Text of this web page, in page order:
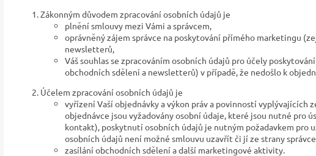
Zákonným důvodem zpracování osobních údajů je
plnění smlouvy mezi Vámi a správcem,
oprávněný zájem správce na poskytování přímého marketingu
newsletterů,
Váš souhlas se zpracováním osobních údajů pro účely
obchodních sdělení a newsletterů) v případě, že nedošlo k
Účelem zpracování osobních údajů je
vyřízení Vaší objednávky a výkon práv a povinností vyplývajících
objednávce jsou vyžadovány osobní údaje, které jsou nutné pro
kontakt), poskytnutí osobních údajů je nutným požadavkem pro
osobních údajů není možné smlouvu uzavřít či jí ze strany
zasílání obchodních sdělení a další marketingové aktivity.